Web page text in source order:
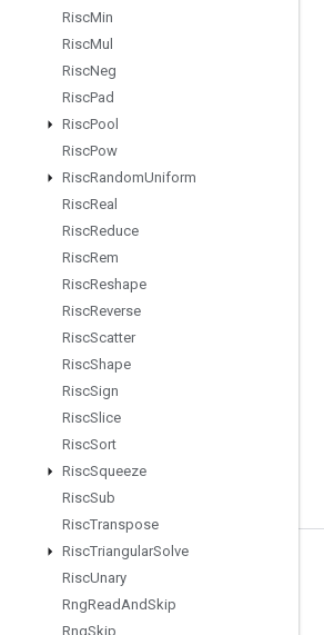
RiscMin
RiscMul
RiscNeg
RiscPad
RiscPool
RiscPow
RiscRandomUniform
RiscReal
RiscReduce
RiscRem
RiscReshape
RiscReverse
RiscScatter
RiscShape
RiscSign
RiscSlice
RiscSort
RiscSqueeze
RiscSub
RiscTranspose
RiscTriangularSolve
RiscUnary
RngReadAndSkip
RngSkip
जुड़े रहें